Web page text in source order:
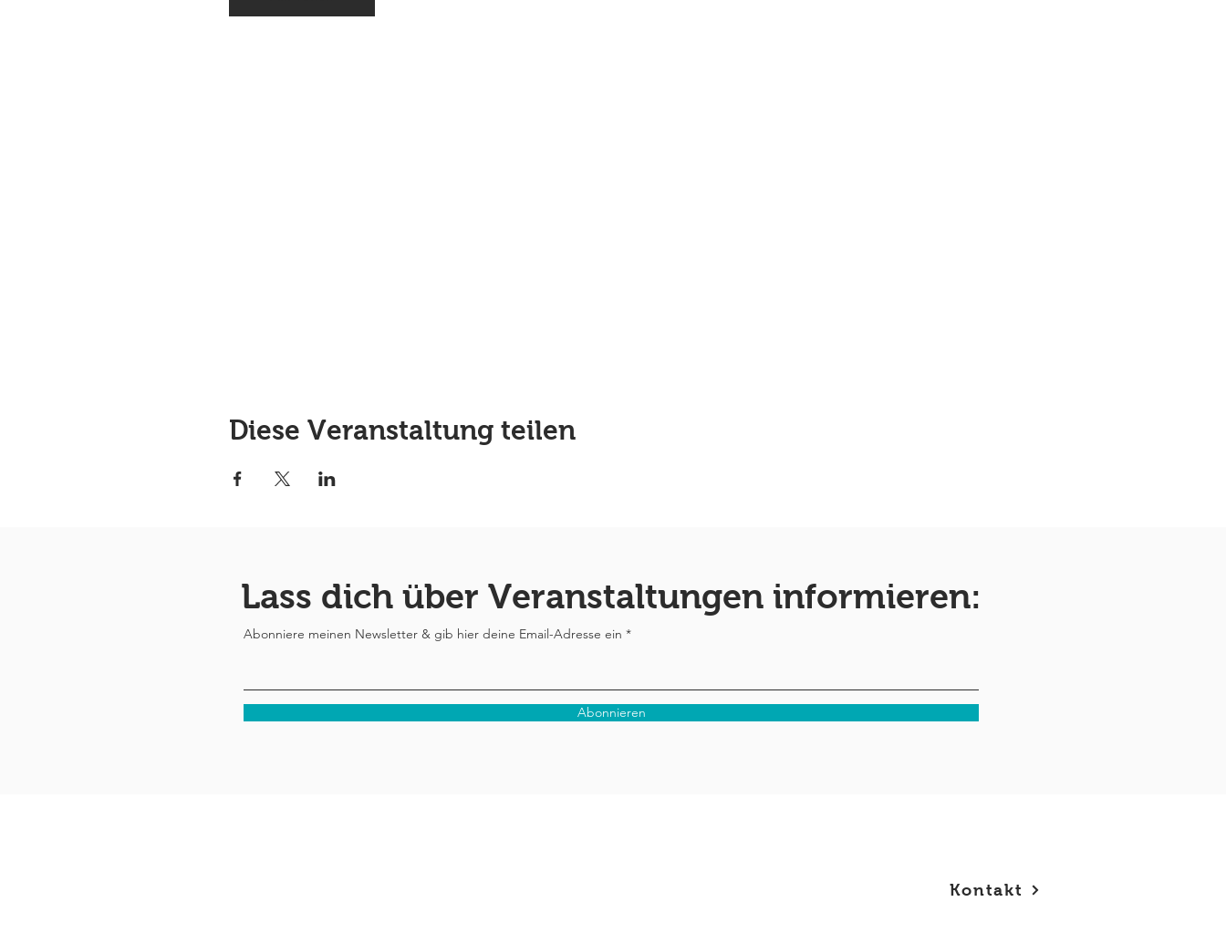
Diese Veranstaltung teilen
Lass dich über Veranstaltungen informieren:
Abonniere meinen Newsletter & gib hier deine Email-Adresse ein
Abonnieren
Kontakt